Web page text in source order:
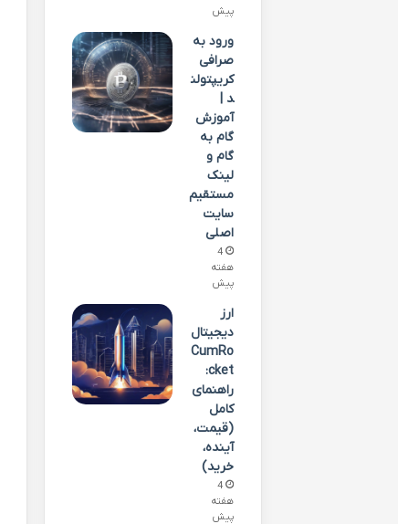
پیش
ورود به
صرافی
کریپتولن
د |
آموزش
گام به
گام و
لینک
مستقیم
سایت
اصلی
4
هفته
پیش
ارز
دیجیتال
CumRo
cket:
راهنمای
کامل
(قیمت،
آینده،
خرید)
4
هفته
پیش